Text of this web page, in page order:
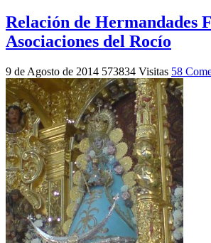
Relación de Hermandades
Asociaciones del Rocío
9 de Agosto de 2014 573834 Visitas 58